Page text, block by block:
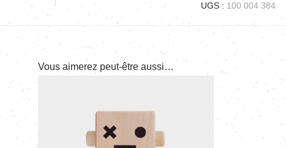
UGS : 100 004 384
Vous aimerez peut-être aussi…